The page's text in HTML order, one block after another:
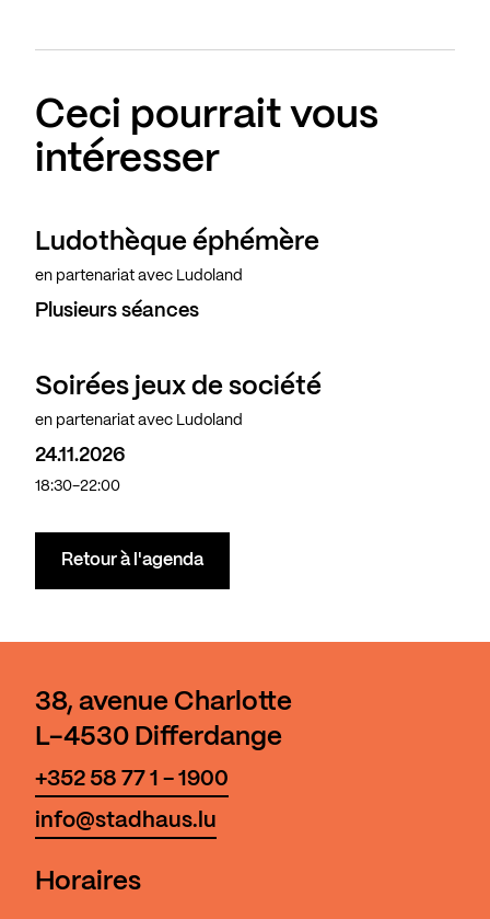
Ceci pourrait vous
intéresser
Ludothèque éphémère
en partenariat avec Ludoland
Plusieurs séances
Soirées jeux de société
en partenariat avec Ludoland
24.11.2026
18:30-22:00
Retour à l'agenda
38, avenue Charlotte
L-4530 Differdange
+352 58 77 1 - 1900
info@stadhaus.lu
Horaires